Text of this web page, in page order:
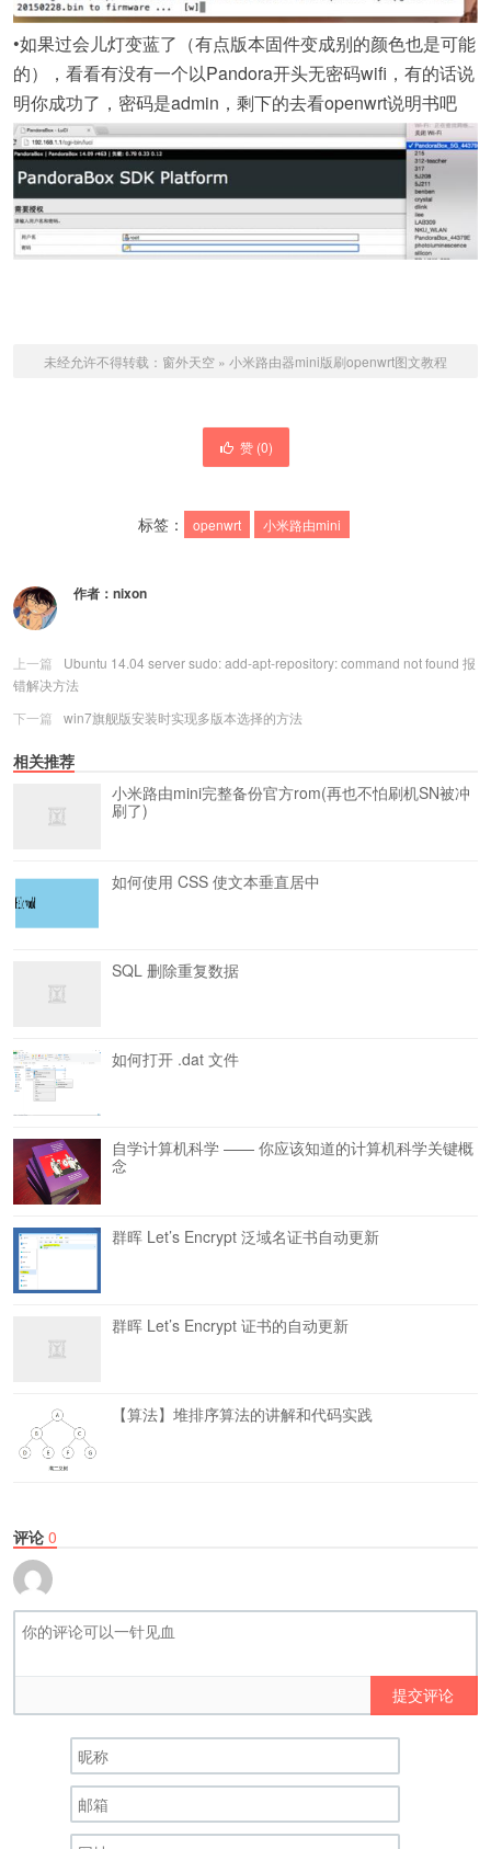
•如果过会儿灯变蓝了（有点版本固件变成别的颜色也是可能
的），看看有没有一个以Pandora开头无密码wifi，有的话说
明你成功了，密码是admin，剩下的去看openwrt说明书吧
未经允许不得转载： 窗外天空 » 小米路由器mini版刷openwrt图文教程
赞 (0)
标签： openwrt 小米路由mini
作者： nixon
上一篇
Ubuntu 14.04 server sudo: add-apt-repository: command not found 报
错解决方法
下一篇
win7旗舰版安装时实现多版本选择的方法
相关推荐
小米路由mini完整备份官方rom(再也不怕刷机SN被冲
刷了)
如何使用 CSS 使文本垂直居中
SQL 删除重复数据
如何打开 .dat 文件
自学计算机科学 —— 你应该知道的计算机科学关键概
念
群晖 Let’s Encrypt 泛域名证书自动更新
群晖 Let’s Encrypt 证书的自动更新
【算法】堆排序算法的讲解和代码实践
评论 0
提交评论